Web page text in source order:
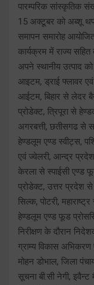
पारम्परिक सांस्कृतिक
15 अक्टूबर को अब्शू
समापन समारोह
कार्यक्रम में राज्य सहित
अपने स्थानीय उत्पाद
आइटम, ड्राई फ्लावर
आईटम, बिहार से लेदर
प्रोडेक्ट, त्रिपूरा से
अगरबत्ती, छतीसगढ से
हेण्डलूम एण्ड स्वीट्स,
एवं ज्वेलरी, आन्द्र
केरला से स्पाईसी एण्ड
प्रोडेक्ट, उत्तर प्रदेश
सिल्क, पोटरी,
हेण्डलूम एण्ड फूड
निरीक्षण के दौरान
ग्राम्य विकास अभिकरण
मोहन डोभाल, जिला
सूचना बी.सी नेगी,